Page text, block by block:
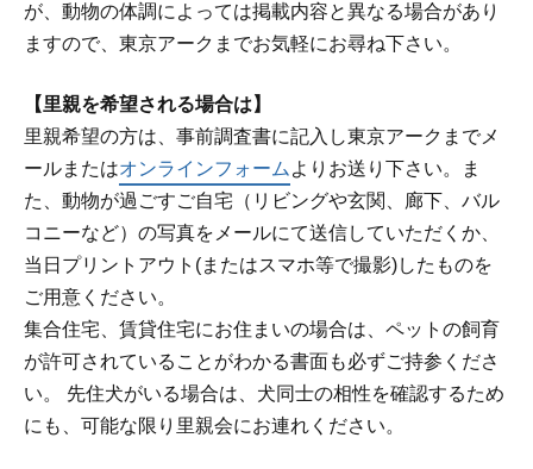
が、動物の体調によっては掲載内容と異なる場合があり
ますので、東京アークまでお気軽にお尋ね下さい。
【里親を希望される場合は】
里親希望の方は、事前調査書に記入し東京アークまでメ
ールまたはオンラインフォーム よりお送り下さい。ま
た、動物が過ごすご自宅（リビングや玄関、廊下、バル
コニーなど）の写真をメールにて送信していただくか、
当日プリントアウト(またはスマホ等で撮影)したものを
ご用意ください。
集合住宅、賃貸住宅にお住まいの場合は、ペットの飼育
が許可されていることがわかる書面も必ずご持参くださ
い。 先住犬がいる場合は、犬同士の相性を確認するため
にも、可能な限り里親会にお連れください。